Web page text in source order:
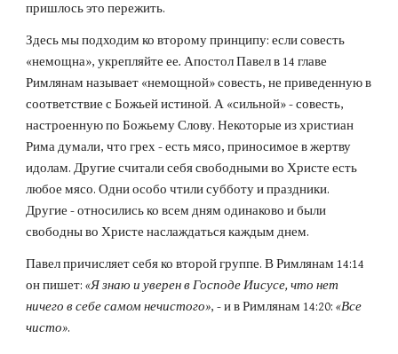
пришлось это пережить.
Здесь мы подходим ко второму принципу: если совесть
«немощна», укрепляйте ее. Апостол Павел в 14 главе
Римлянам называет «немощной» совесть, не приведенную в
соответствие с Божьей истиной. А «сильной» - совесть,
настроенную по Божьему Слову. Некоторые из христиан
Рима думали, что грех - есть мясо, приносимое в жертву
идолам. Другие считали себя свободными во Христе есть
любое мясо. Одни особо чтили субботу и праздники.
Другие - относились ко всем дням одинаково и были
свободны во Христе наслаждаться каждым днем.
Павел причисляет себя ко второй группе. В Римлянам 14:14
он пишет: «Я знаю и уверен в Господе Иисусе, что нет
ничего в себе самом нечистого», - и в Римлянам 14:20: «Все
чисто».